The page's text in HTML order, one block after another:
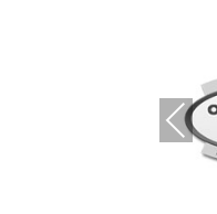
Prev
ious